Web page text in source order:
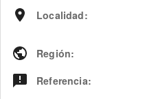
Localidad:
Región:
Referencia: